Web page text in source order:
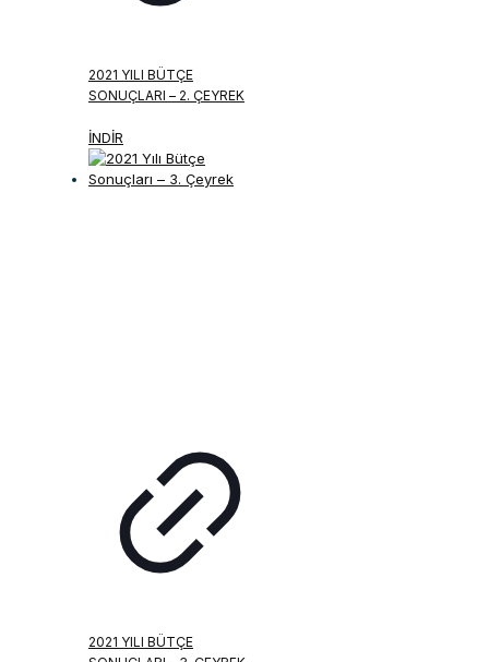
2021 YILI BÜTÇE
SONUÇLARI – 2. ÇEYREK
İNDİR
2021 YILI BÜTÇE